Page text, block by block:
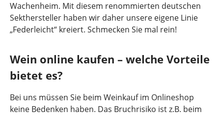
Wachenheim. Mit diesem renommierten deutschen
Sekthersteller haben wir daher unsere eigene Linie
„Federleicht“ kreiert. Schmecken Sie mal rein!
Wein online kaufen – welche Vorteile
bietet es?
Bei uns müssen Sie beim Weinkauf im Onlineshop
keine Bedenken haben. Das Bruchrisiko ist z.B. beim